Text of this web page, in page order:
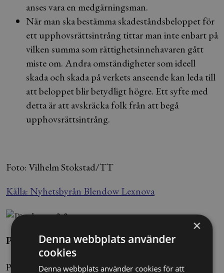
anses vara en medgärningsman.
När man ska bestämma skadeståndsbeloppet för
ett upphovsrättsintrång tittar man inte enbart på
vilken summa som rättighetsinnehavaren gått
miste om. Andra omständigheter som ideell
skada och skada på verkets anseende kan leda till
att beloppet blir betydligt högre. Ett syfte med
detta är att avskräcka folk från att begå
upphovsrättsintrång.
Foto: Vilhelm Stokstad/TT
Källa: Nyhetsbyrån Blendow Lexnova
Pinak Chakraborty
pinak.chakraborty@alltomjuridik.se
×
Denna webbplats använder
cookies
Denna webbplats använder cookies för att